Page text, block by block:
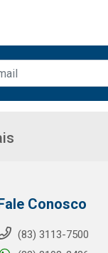
Conosco
(83) 3113-7500